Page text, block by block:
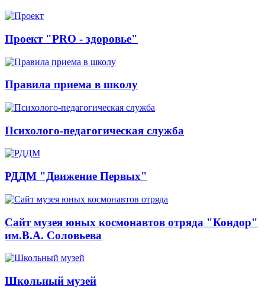
Проект "PRO - здоровье"
Правила приема в школу
Психолого-педагогическая служба
РДДМ "Движение Первых"
Сайт музея юных космонавтов отряда "Кондор"
им.В.А. Соловьева
Школьный музей